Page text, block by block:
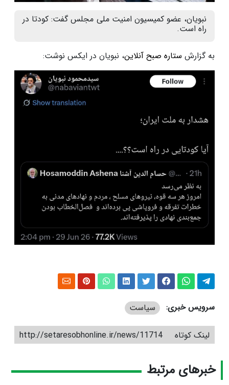
نبویان، عضو کمیسیون امنیت ملی مجلس گفت: کودتا در
راه است.
به گزارش ستاره صبح آنلاین، نبویان در ایکس نوشت:
سرویس خبری: سیاست
لینک کوتاه http://setaresobhonline.ir/news/11714
خبرهای مرتبط